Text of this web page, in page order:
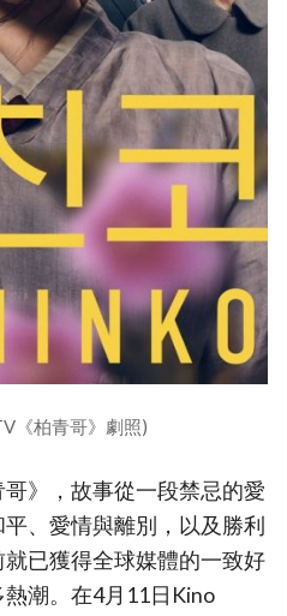
《柏青哥》劇照)
》，故事從一段禁忌的愛
、愛情與離別，以及勝利
已獲得全球媒體的一致好
潮。在4月11日Kino